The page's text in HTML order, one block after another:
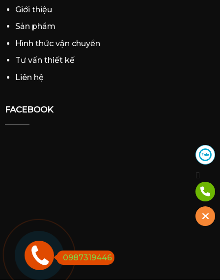
Giới thiệu
Sản phẩm
Hình thức vận chuyển
Tư vấn thiết kế
Liên hệ
FACEBOOK
0987319446